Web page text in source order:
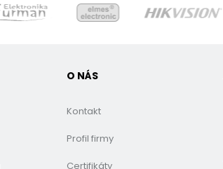
O NÁS
Kontakt
Profil firmy
Certifikáty